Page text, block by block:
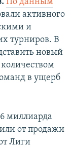
По данным
активного
и
турниров. В
новый
в ущерб
миллиарда
от продажи
Лиги